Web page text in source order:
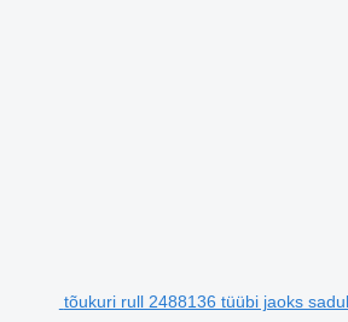
tõukuri rull 2488136 tüübi jaoks